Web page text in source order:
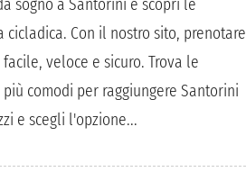
Con il nostro sito, prenotare
veloce e sicuro. Trova le
comodi per raggiungere Santorini
e scegli l'opzione...